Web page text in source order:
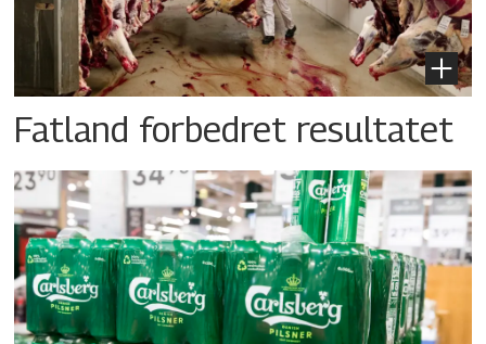
Fatland forbedret resultatet